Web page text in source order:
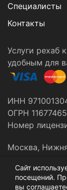
Специалисты
Контакты
Услуги рехаб
удобным для
ИНН
ОГРН
Номер
Москва,
Все
Сайт
посещений.
вы